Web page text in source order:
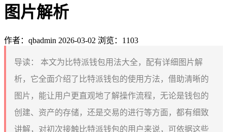
图片解析
作者：qbadmin 2026-03-02 浏览：1103
导读：
本文为比特派钱包用法大全，配有详细图片解
析，它全面介绍了比特派钱包的使用方法，借助清晰的
图片，能让用户更直观地了解操作流程，无论是钱包的
创建、资产的存储，还是交易的进行等方面，都有细致
讲解，对初次接触比特派钱包的用户来说，可依据这些